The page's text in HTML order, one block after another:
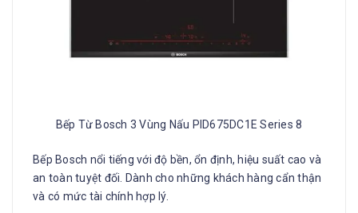
Bếp Từ Bosch 3 Vùng Nấu PID675DC1E Series 8
Bếp Bosch nổi tiếng với độ bền, ổn định, hiệu suất cao và
an toàn tuyệt đối. Dành cho những khách hàng cẩn thận
và có mức tài chính hợp lý.